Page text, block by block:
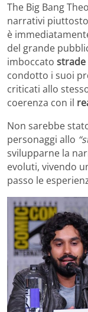
The Big Bang
narrativi
è
del grande
imboccato strade
condotto i suoi
criticati allo
coerenza con il
Non sarebbe
personaggi allo
svilupparne la
evoluti, vivendo
passo le